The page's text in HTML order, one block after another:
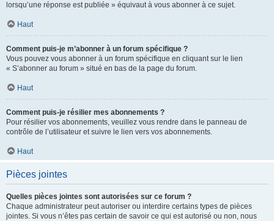
lorsqu’une réponse est publiée » équivaut à vous abonner à ce sujet.
Haut
Comment puis-je m’abonner à un forum spécifique ?
Vous pouvez vous abonner à un forum spécifique en cliquant sur le lien
« S’abonner au forum » situé en bas de la page du forum.
Haut
Comment puis-je résilier mes abonnements ?
Pour résilier vos abonnements, veuillez vous rendre dans le panneau de
contrôle de l’utilisateur et suivre le lien vers vos abonnements.
Haut
Pièces jointes
Quelles pièces jointes sont autorisées sur ce forum ?
Chaque administrateur peut autoriser ou interdire certains types de pièces
jointes. Si vous n’êtes pas certain de savoir ce qui est autorisé ou non, nous